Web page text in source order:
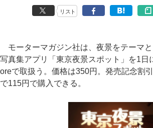
リスト
モーターマガジン社は、夜景をテーマ
写真集アプリ「東京夜景スポット」を1日
oreで取扱う。価格は350円。発売記念割
で115円で購入できる。